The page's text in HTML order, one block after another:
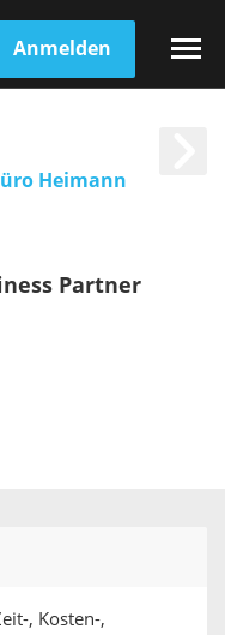
Anmelden
Heimann
Partner
, Kosten-,